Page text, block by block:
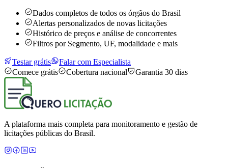
Dados completos de todos os órgãos do Brasil
Alertas personalizados de novas licitações
Histórico de preços e análise de concorrentes
Filtros por Segmento, UF, modalidade e mais
Testar grátis
Falar com Especialista
Comece grátis
Cobertura nacional Garantia 30 dias
A plataforma mais completa para monitoramento e gestão de
licitações públicas do Brasil.